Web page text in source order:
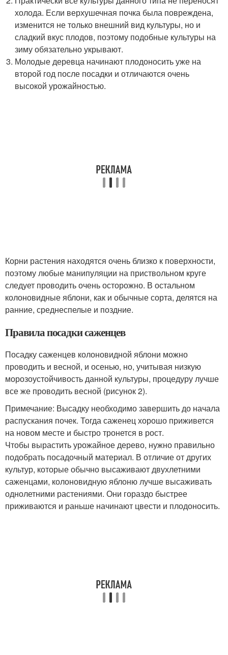
холода. Если верхушечная почка была повреждена,
изменится не только внешний вид культуры, но и
сладкий вкус плодов, поэтому подобные культуры на
зиму обязательно укрывают.
Молодые деревца начинают плодоносить уже на
второй год после посадки и отличаются очень
высокой урожайностью.
Корни растения находятся очень близко к поверхности,
поэтому любые манипуляции на приствольном круге
следует проводить очень осторожно. В остальном
колоновидные яблони, как и обычные сорта, делятся на
ранние, среднеспелые и поздние.
Правила посадки саженцев
Посадку саженцев колоновидной яблони можно
проводить и весной, и осенью, но, учитывая низкую
морозоустойчивость данной культуры, процедуру лучше
все же проводить весной (рисунок 2).
Примечание: Высадку необходимо завершить до начала
распускания почек. Тогда саженец хорошо приживется
на новом месте и быстро тронется в рост.
Чтобы вырастить урожайное дерево, нужно правильно
подобрать посадочный материал. В отличие от других
культур, которые обычно высаживают двухлетними
саженцами, колоновидную яблоню лучше высаживать
однолетними растениями. Они гораздо быстрее
приживаются и раньше начинают цвести и плодоносить.